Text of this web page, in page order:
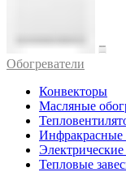
Обогреватели
Конвекторы
Масляные
Инфракрасные
Тепловые